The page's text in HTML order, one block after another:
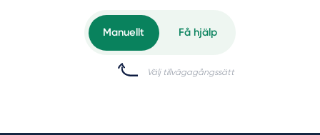
Manuellt Få hjälp
Välj tillvägagångssätt